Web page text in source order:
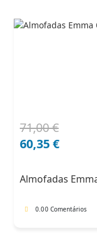
71,00€
O
preço
71,00 €.
60,35€
O
preço
60,35 €.
Almofadas
0.00 Comentários